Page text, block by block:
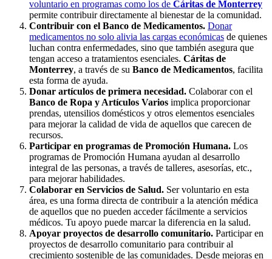
voluntario en programas como los de Cáritas de Monterrey
permite contribuir directamente al bienestar de la comunidad.
Contribuir con el Banco de Medicamentos. Donar
medicamentos no solo alivia las cargas económicas de quienes
luchan contra enfermedades, sino que también asegura que
tengan acceso a tratamientos esenciales. Cáritas de
Monterrey, a través de su Banco de Medicamentos, facilita
esta forma de ayuda.
Donar artículos de primera necesidad. Colaborar con el
Banco de Ropa y Artículos Varios implica proporcionar
prendas, utensilios domésticos y otros elementos esenciales
para mejorar la calidad de vida de aquellos que carecen de
recursos.
Participar en programas de Promoción Humana. Los
programas de Promoción Humana ayudan al desarrollo
integral de las personas, a través de talleres, asesorías, etc.,
para mejorar habilidades.
Colaborar en Servicios de Salud. Ser voluntario en esta
área, es una forma directa de contribuir a la atención médica
de aquellos que no pueden acceder fácilmente a servicios
médicos. Tu apoyo puede marcar la diferencia en la salud.
Apoyar proyectos de desarrollo comunitario. Participar en
proyectos de desarrollo comunitario para contribuir al
crecimiento sostenible de las comunidades. Desde mejoras en